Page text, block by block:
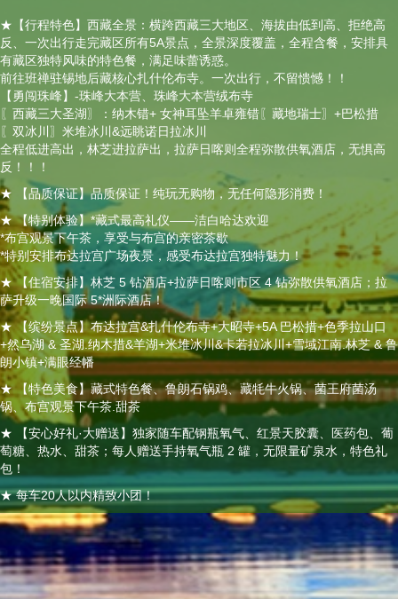
★【行程特色】西藏全景：横跨西藏三大地区、海拔由低到高、拒绝高
反、一次出行走完藏区所有5A景点，全景深度覆盖，全程含餐，安排具
有藏区独特风味的特色餐，满足味蕾诱惑。
前往班禅驻锡地后藏核心扎什伦布寺。一次出行，不留愦憾！！
【勇闯珠峰】-珠峰大本营、珠峰大本营绒布寺
〖西藏三大圣湖〗：纳木错+ 女神耳坠羊卓雍错〖藏地瑞士〗+巴松措
〖双冰川〗米堆冰川&远眺诺日拉冰川
全程低进高出，林芝进拉萨出，拉萨日喀则全程弥散供氧酒店，无惧高
反！！！
★ 【品质保证】品质保证！纯玩无购物，无任何隐形消费！
★ 【特别体验】*藏式最高礼仪——洁白哈达欢迎
*布宫观景下午茶，享受与布宫的亲密茶歇
*特别安排布达拉宫广场夜景，感受布达拉宫独特魅力！
★ 【住宿安排】林芝 5 钻酒店+拉萨日喀则市区 4 钻弥散供氧酒店；拉
萨升级一晚国际 5*洲际酒店！
★ 【缤纷景点】布达拉宫&扎什伦布寺+大昭寺+5A 巴松措+色季拉山口
+然乌湖 & 圣湖.纳木措&羊湖+米堆冰川&卡若拉冰川+雪域江南.林芝 & 鲁
朗小镇+满眼经幡
★ 【特色美食】藏式特色餐、鲁朗石锅鸡、藏牦牛火锅、菌王府菌汤
锅、布宫观景下午茶.甜茶
★ 【安心好礼·大赠送】独家随车配钢瓶氧气、红景天胶囊、医药包、葡
萄糖、热水、甜茶；每人赠送手持氧气瓶 2 罐，无限量矿泉水，特色礼
包！
★ 每车20人以内精致小团！